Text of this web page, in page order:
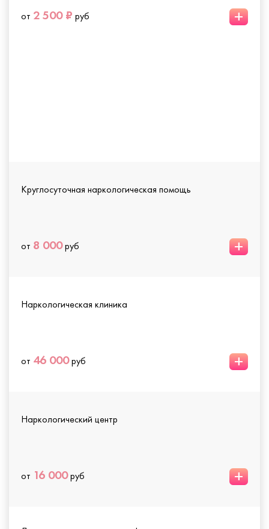
от 2 500 ₽ руб +
Круглосуточная наркологическая помощь
от 8 000руб +
Наркологическая клиника
от 46 000руб +
Наркологический центр
от 16 000руб +